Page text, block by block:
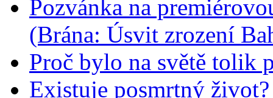
Pozvánka na
(Brána: Úsvit zrození
Proč bylo na světě tolik
Existuje posmrtný